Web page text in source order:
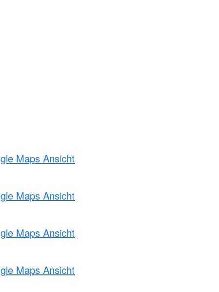
Maps Ansicht
Maps Ansicht
Maps Ansicht
Maps Ansicht